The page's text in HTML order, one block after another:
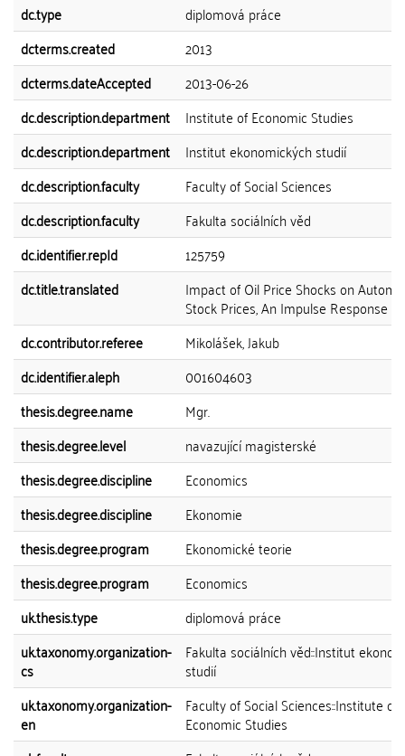
dc.type
diplomová práce
dcterms.created
2013
dcterms.dateAccepted
2013-06-26
dc.description.department
Institute of Economic Studies
dc.description.department
Institut ekonomických studií
dc.description.faculty
Faculty of Social Sciences
dc.description.faculty
Fakulta sociálních věd
dc.identifier.repId
125759
dc.title.translated
Impact of Oil Price Shocks on
Stock Prices, An Impulse Response
dc.contributor.referee
Mikolášek, Jakub
dc.identifier.aleph
001604603
thesis.degree.name
Mgr.
thesis.degree.level
navazující magisterské
thesis.degree.discipline
Economics
thesis.degree.discipline
Ekonomie
thesis.degree.program
Ekonomické teorie
thesis.degree.program
Economics
uk.thesis.type
diplomová práce
uk.taxonomy.organization-
cs
Fakulta sociálních věd::Institut
studií
uk.taxonomy.organization-
en
Faculty of Social Sciences::Institute of
Economic Studies